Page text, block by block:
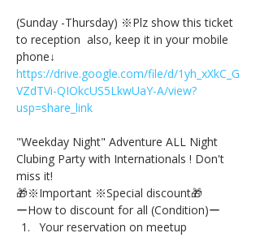
(Sunday -Thursday) ※Plz show this ticket
to reception  also, keep it in your mobile
phone↓
https://drive.google.com/file/d/1yh_xXkC_G
VZdTVi-QIOkcUS5LkwUaY-A/view?
usp=share_link
"Weekday Night" Adventure ALL Night
Clubing Party with Internationals ! Don't
miss it!
🎁※Important ※Special discount🎁
ーHow to discount for all (Condition)ー
Your reservation on meetup